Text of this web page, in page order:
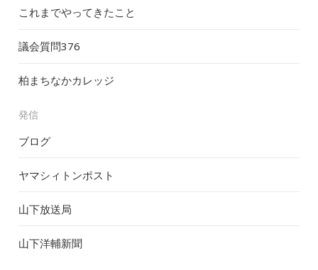
これまでやってきたこと
議会質問376
柏まちなかカレッジ
発信
ブログ
ヤマシィトンポスト
山下放送局
山下洋輔新聞